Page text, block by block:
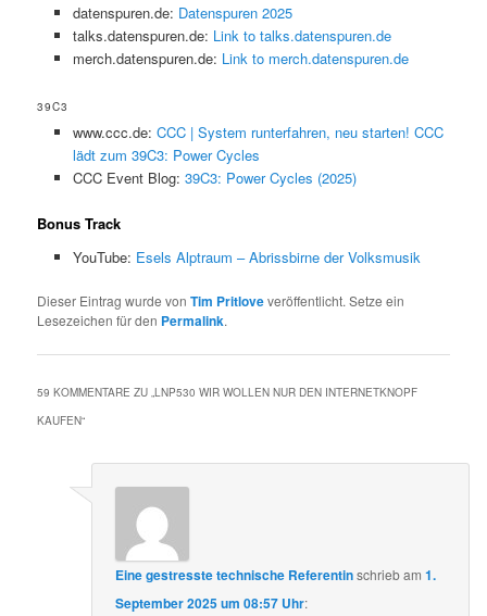
datenspuren.de: Datenspuren 2025
talks.datenspuren.de: Link to talks.datenspuren.de
merch.datenspuren.de: Link to merch.datenspuren.de
39C3
www.ccc.de: CCC | System runterfahren, neu starten! CCC
lädt zum 39C3: Power Cycles
CCC Event Blog: 39C3: Power Cycles (2025)
Bonus Track
YouTube: Esels Alptraum – Abrissbirne der Volksmusik
Dieser Eintrag wurde vonTim Pritloveveröffentlicht. Setze ein
Lesezeichen für den Permalink.
59 KOMMENTARE ZU „LNP530 WIR WOLLEN NUR DEN INTERNETKNOPF
KAUFEN“
Eine gestresste technische Referentinschriebam1.
September 2025 um 08:57 Uhr: